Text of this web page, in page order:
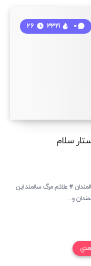
سلام
0
3321
# علائم مرگ سالمند این
و…